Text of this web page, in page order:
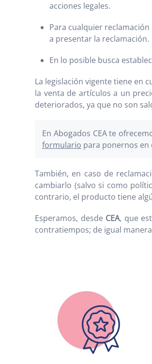
acciones legales.
Para cualquier reclamación
a presentar la reclamación.
En lo posible busca
La legislación vigente tiene en
la venta de artículos a un
deteriorados, ya que no son
En Abogados CEA te
formulario para ponernos
También, en caso de
cambiarlo (salvo si como
contrario, el producto tiene
Esperamos, desde CEA, que
contratiempos; de igual